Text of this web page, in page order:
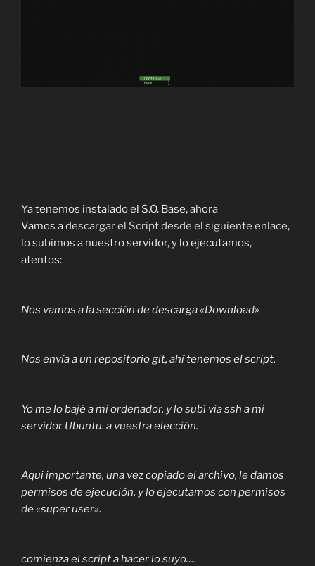
Ya tenemos instalado el S.O. Base, ahora
Vamos adescargar el Script desde el siguiente enlace,
lo subimos a nuestro servidor, y lo ejecutamos,
atentos:
Nos vamos a la sección de descarga «Download»
Nos envía a un repositorio git, ahí tenemos el script.
Yo me lo bajé a mi ordenador, y lo subí via ssh a mi
servidor Ubuntu. a vuestra elección.
Aqui importante, una vez copiado el archivo, le damos
permisos de ejecución, y lo ejecutamos con permisos
de «super user».
comienza el script a hacer lo suyo….